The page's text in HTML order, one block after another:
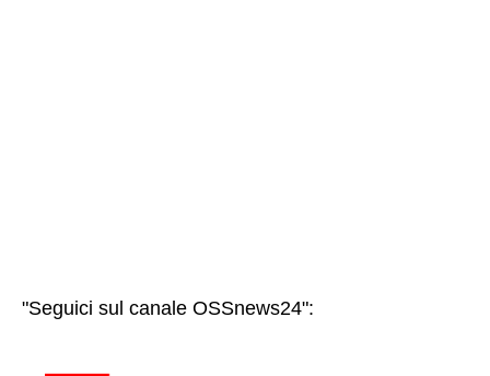
"Seguici sul canale OSSnews24":